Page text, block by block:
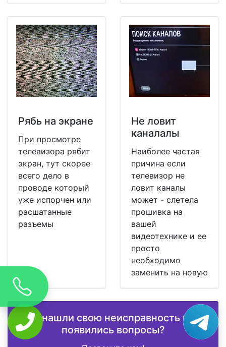
Рябь на экране
При просмотре
телевизора рябит
экран, тут скорее
всего дело в
проводе который
уже испорчен или
расшатанные
разъемы
Не ловит
каналалы
Наиболее частая
причина если
телевизор не
ловит каналы
может - слетела
прошивка на
вашей
видеотехнике и ее
просто
необходимо
заменить на новую
Не нашли свою неисправность или
появились вопросы?